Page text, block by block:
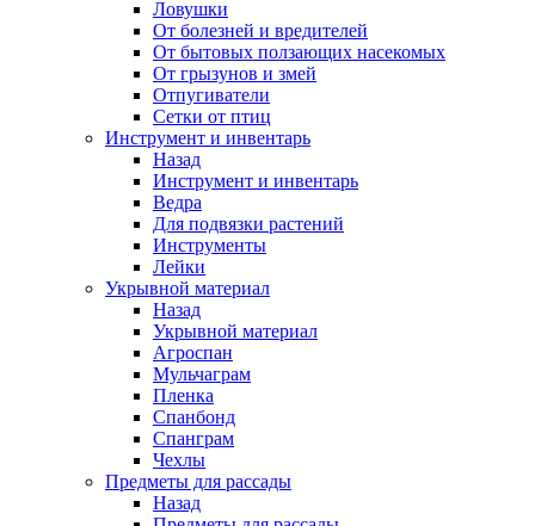
Ловушки
От болезней и вредителей
От бытовых ползающих насекомых
От грызунов и змей
Отпугиватели
Сетки от птиц
Инструмент и инвентарь
Назад
Инструмент и инвентарь
Ведра
Для подвязки растений
Инструменты
Лейки
Укрывной материал
Назад
Укрывной материал
Агроспан
Мульчаграм
Пленка
Спанбонд
Спанграм
Чехлы
Предметы для рассады
Назад